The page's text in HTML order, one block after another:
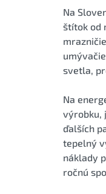
Na
štítok od
svetla,
Na
výrobku,
ďalších
tepelný
náklady
ročnú